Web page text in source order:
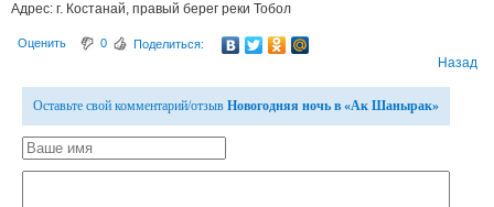
Адрес: г. Костанай, правый берег реки Тобол
Оценить 0 Поделиться:
Назад
Оставьте свой комментарий/отзыв Новогодняя ночь в «Ак Шанырак»